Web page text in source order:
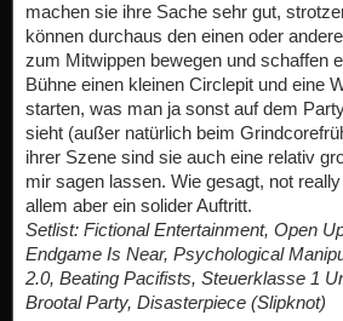
machen sie ihre Sache sehr gut,
können durchaus den einen oder
zum Mitwippen bewegen und schaffen
Bühne einen kleinen Circlepit und eine
starten, was man ja sonst auf dem
sieht (außer natürlich beim
ihrer Szene sind sie auch eine relativ
mir sagen lassen. Wie gesagt, not
allem aber ein solider Auftritt.
Setlist: Fictional Entertainment, Open
Endgame Is Near, Psychological
2.0, Beating Pacifists, Steuerklasse 1
Brootal Party, Disasterpiece (Slipknot)